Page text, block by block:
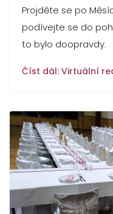
Projděte se po
podívejte se do
to bylo doopravdy.
Číst dál: Virtuální